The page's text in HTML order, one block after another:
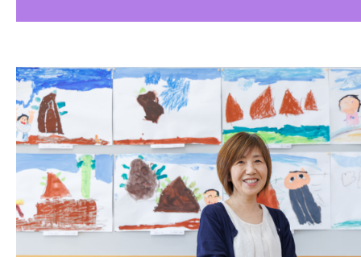
てと仕事を両立できたのは、職場の理
●働きやすく改善されて
私が入職した頃は、今よりも行事の準
り、残業が発生することもありまし
職員の負担軽減を目的に業務の見直し
す。行事についても、子どもたちに